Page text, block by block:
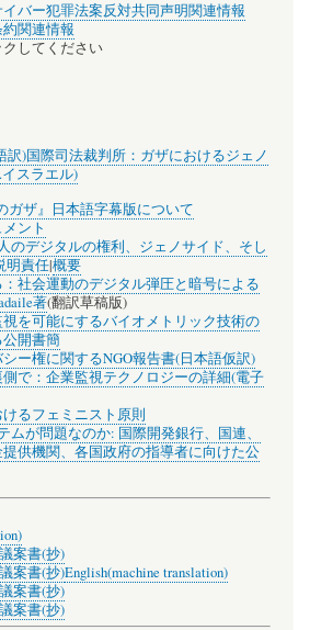
バー犯罪法案反対共同声明関連情報
関連情報
してください
訳)国際司法裁判所：ガザにおけるジェノ
スラエル)
ガザ』日本語字幕版について
ント
のデジタルの権利、ジェノサイド、そし
明責任|概要
：社会運動のデジタル弾圧と暗号による
著(翻訳草稿版)
を可能にするバイオメトリック技術の
開書簡
ー権に関するNGO報告書(日本語仮訳)
で：企業監視テクノロジーの詳細(電子
るフェミニスト原則
ムが問題なのか: 国際開発銀行、国連、
供機関、各国政府の指導者に向けた公
案書(抄)
案書(抄)English(machine translation)
案書(抄)
案書(抄)